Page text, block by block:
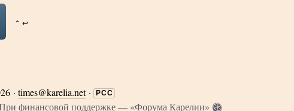
⌃ ↩
·times@karelia.net· РСС
финансовой поддержке — «Форума Карелии»